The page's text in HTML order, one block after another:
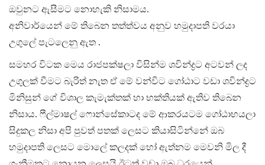
ඔවුනට ඇසීමට නොහැකි නිසාමය.
අනිවාර්යෙන් මේ තිබෙන තත්ත්වය අනුව හමුදාපති වරයා
උගුලේ පැටලෙනු ඇත .
සමහර විටක මෙය රාජපක්ෂලා විසින්ම ශවින්ද්‍රට අටවන් ලද
උගුලක් වීමට බැරිත් නැත ඒ මේ වන්විට ගෝඨාට වඩා ශවින්ද්‍රට
මිනිසුන් ගේ විශාල කැමැක්තක් හා භක්තියක් ඇතිව තිබෙන
නිසාය. ෆීල්මාෂල් ෆොන්සේකාටද මේ ආකරයටම ගෝඨාභයලා
සිදුකල නිසා අපි පුවත් පතක් ලෙසට කියාසිටින්නේ ඔබ
හමුදාපති ලෙසට මොලේ කලදක් හෝ ඇත්නම මෙවනි මිල දී